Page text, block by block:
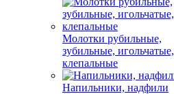
Молотки рубильные,
зубильные, игольчатые,
клепальные
Напильники, надфили